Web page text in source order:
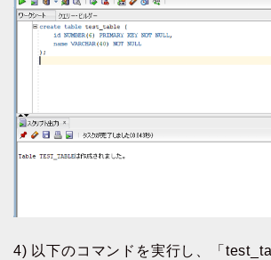
4) 以下のコマンドを実行し、「